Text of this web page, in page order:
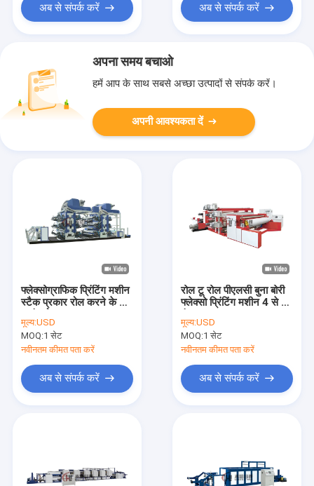
अब से संपर्क करें अब से संपर्क करें
अपना समय बचाओ
हमें आप के साथ सबसे अच्छा उत्पादों से संपर्क करें।
अपनी आवश्यकता दें
फ्लेक्सोग्राफिक प्रिंटिंग मशीन
स्टैक प्रकार रोल करने के लिए
मूल्य:USD
MOQ:1 सेट
नवीनतम कीमत पता करें
अब से संपर्क करें
रोल टू रोल पीएलसी बुना बोरी
फ्लेक्सो प्रिंटिंग मशीन 4 से 8
मूल्य:USD
MOQ:1 सेट
नवीनतम कीमत पता करें
अब से संपर्क करें